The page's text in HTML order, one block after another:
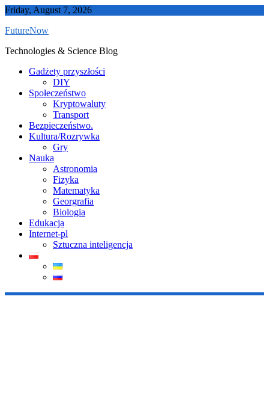
Skip
content
Friday, August 7, 2026
FutureNow
Technologies & Science Blog
Gadżety przyszłości
DIY
Społeczeństwo
Kryptowaluty
Transport
Bezpieczeństwo.
Kultura/Rozrywka
Gry
Nauka
Astronomia
Fizyka
Matematyka
Georgrafia
Biologia
Edukacja
Internet-pl
Sztuczna inteligencja